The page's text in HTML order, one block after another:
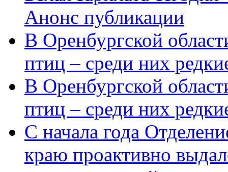
Анонс публикации
В Оренбургской
птиц – среди них
В Оренбургской
птиц – среди них
С начала года
краю проактивно